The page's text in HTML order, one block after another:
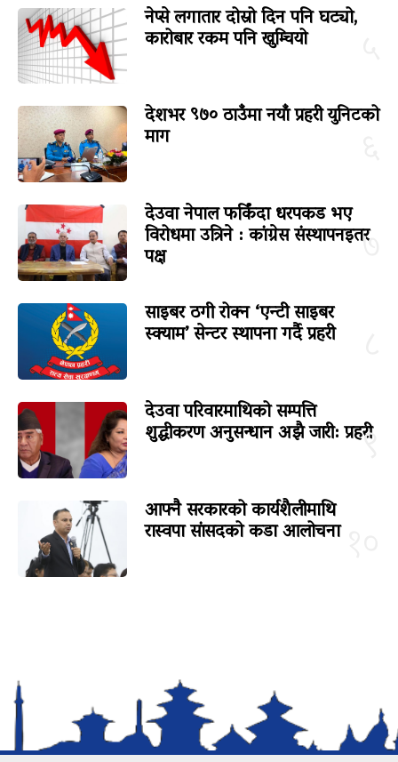
नेप्से लगातार दोस्रो दिन पनि घट्यो,
कारोबार रकम पनि खुम्चियो
देशभर ९७० ठाउँमा नयाँ प्रहरी युनिटको
माग
७
देउवा नेपाल फर्किंदा धरपकड भए
विरोधमा उत्रिने : कांग्रेस संस्थापनइतर
पक्ष
साइबर ठगी रोक्न ‘एन्टी साइबर
स्क्याम’ सेन्टर स्थापना गर्दै प्रहरी
९
देउवा परिवारमाथिको सम्पत्ति
शुद्धीकरण अनुसन्धान अझै जारी: प्रहरी
आफ्नै सरकारको कार्यशैलीमाथि
रास्वपा सांसदको कडा आलोचना